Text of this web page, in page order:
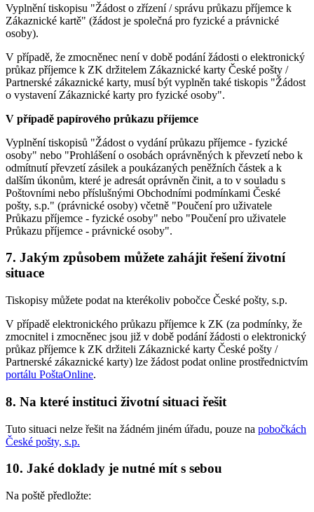
Vyplnění tiskopisu "Žádost o zřízení / správu průkazu příjemce k
Zákaznické kartě" (žádost je společná pro fyzické a právnické
osoby).
V případě, že zmocněnec není v době podání žádosti o elektronický
průkaz příjemce k ZK držitelem Zákaznické karty České pošty /
Partnerské zákaznické karty, musí být vyplněn také tiskopis "Žádost
o vystavení Zákaznické karty pro fyzické osoby".
V případě papírového průkazu příjemce
Vyplnění tiskopisů "Žádost o vydání průkazu příjemce - fyzické
osoby" nebo "Prohlášení o osobách oprávněných k převzetí nebo k
odmítnutí převzetí zásilek a poukázaných peněžních částek a k
dalším úkonům, které je adresát oprávněn činit, a to v souladu s
Poštovními nebo příslušnými Obchodními podmínkami České
pošty, s.p." (právnické osoby) včetně "Poučení pro uživatele
Průkazu příjemce - fyzické osoby" nebo "Poučení pro uživatele
Průkazu příjemce - právnické osoby".
7. Jakým způsobem můžete zahájit řešení životní
situace
Tiskopisy můžete podat na kterékoliv pobočce České pošty, s.p.
V případě elektronického průkazu příjemce k ZK (za podmínky, že
zmocnitel i zmocněnec jsou již v době podání žádosti o elektronický
průkaz příjemce k ZK držiteli Zákaznické karty České pošty /
Partnerské zákaznické karty) lze žádost podat online prostřednictvím
portálu PoštaOnline.
8. Na které instituci životní situaci řešit
Tuto situaci nelze řešit na žádném jiném úřadu, pouze na pobočkách
České pošty, s.p.
10. Jaké doklady je nutné mít s sebou
Na poště předložte: